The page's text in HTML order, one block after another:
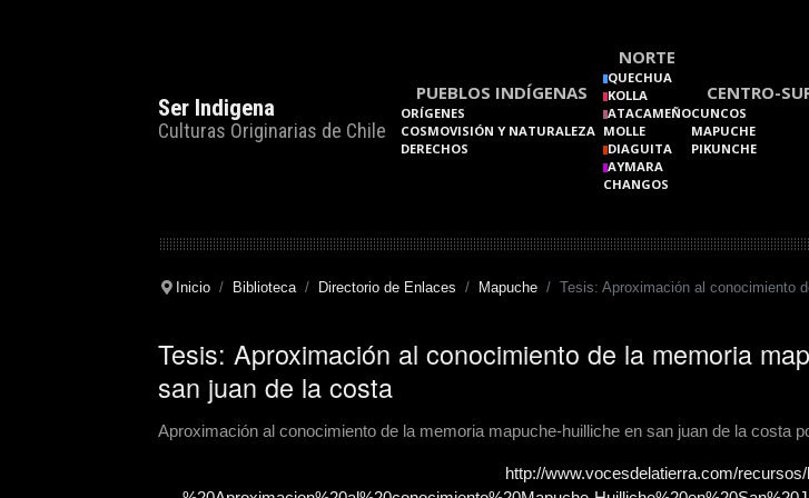
Ser Indigena
Culturas Originarias de Chile
PUEBLOS INDÍGENAS
ORÍGENES
COSMOVISIÓN Y NATURALEZA
DERECHOS
NORTE
QUECHUA
KOLLA
ATACAMEÑO
MOLLE
DIAGUITA
AYMARA
CHANGOS
CENTRO-
CUNCOS
MAPUCHE
PIKUNCHE
Inicio Biblioteca Directorio de Enlaces Mapuche Tesis: Aproximación al conocimiento
Tesis: Aproximación al conocimiento de la memoria
san juan de la costa
Aproximación al conocimiento de la memoria mapuche-huilliche en san juan de la costa
http://www.vocesdelatierra.com/